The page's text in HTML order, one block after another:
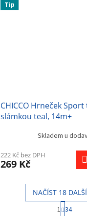
Tip
CHICCO Hrneček
slámkou teal, 14m+
Skladem u
222 Kč bez DPH
269 Kč
NAČÍST 18
S
t
1 34